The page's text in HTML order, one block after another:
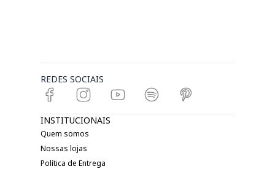
REDES SOCIAIS
INSTITUCIONAIS
Quem somos
Nossas lojas
Política de Entrega